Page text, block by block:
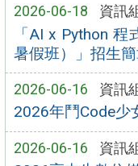
2026-06-18 資訊
「AI x Python
暑假班）」招生
2026-06-16 資訊
2026年鬥Code少
2026-06-16 資訊